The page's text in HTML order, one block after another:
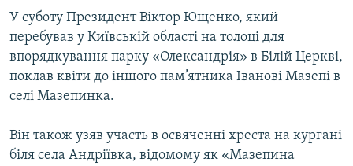
У суботу Президент Віктор Ющенко, який
перебував у Київській області на толоці для
впорядкування парку «Олександрія» в Білій Церкві,
поклав квіти до іншого пам’ятника Іванові Мазепі в
селі Мазепинка.
Він також узяв участь в освяченні хреста на кургані
біля села Андріївка, відомому як «Мазепина